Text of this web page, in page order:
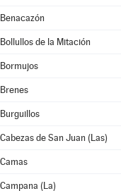
Benacazón
Bollullos de la Mitación
Bormujos
Brenes
Burguillos
Cabezas de San Juan (Las)
Camas
Campana (La)